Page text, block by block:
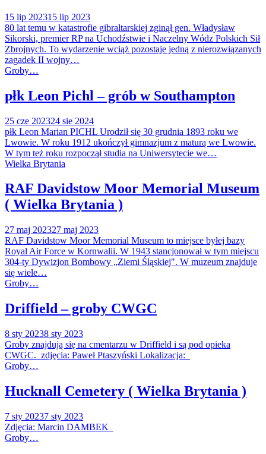
15 lip 202315 lip 2023
80 lat temu w katastrofie gibraltarskiej zginął gen. Władysław
Sikorski, premier RP na Uchodźstwie i Naczelny Wódz Polskich Sił
Zbrojnych. To wydarzenie wciąż pozostaje jedną z nierozwiązanych
zagadek II wojny…
Groby…
płk Leon Pichl – grób w Southampton
25 cze 202324 sie 2024
płk Leon Marian PICHL Urodził się 30 grudnia 1893 roku we
Lwowie. W roku 1912 ukończył gimnazjum z maturą we Lwowie.
W tym też roku rozpoczął studia na Uniwersytecie we…
Wielka Brytania
RAF Davidstow Moor Memorial Museum
( Wielka Brytania )
27 maj 202327 maj 2023
RAF Davidstow Moor Memorial Museum to miejsce byłej bazy
Royal Air Force w Kornwalii. W 1943 stancjonował w tym miejscu
304-ty Dywizjon Bombowy „Ziemi Śląskiej". W muzeum znajduje
się wiele…
Groby…
Driffield – groby CWGC
8 sty 20238 sty 2023
Groby znajdują się na cmentarzu w Driffield i są pod opieka
CWGC. zdjęcia: Paweł Ptaszyński Lokalizacja:
Groby…
Hucknall Cemetery ( Wielka Brytania )
7 sty 20237 sty 2023
Zdjęcia: Marcin DAMBEK
Groby…